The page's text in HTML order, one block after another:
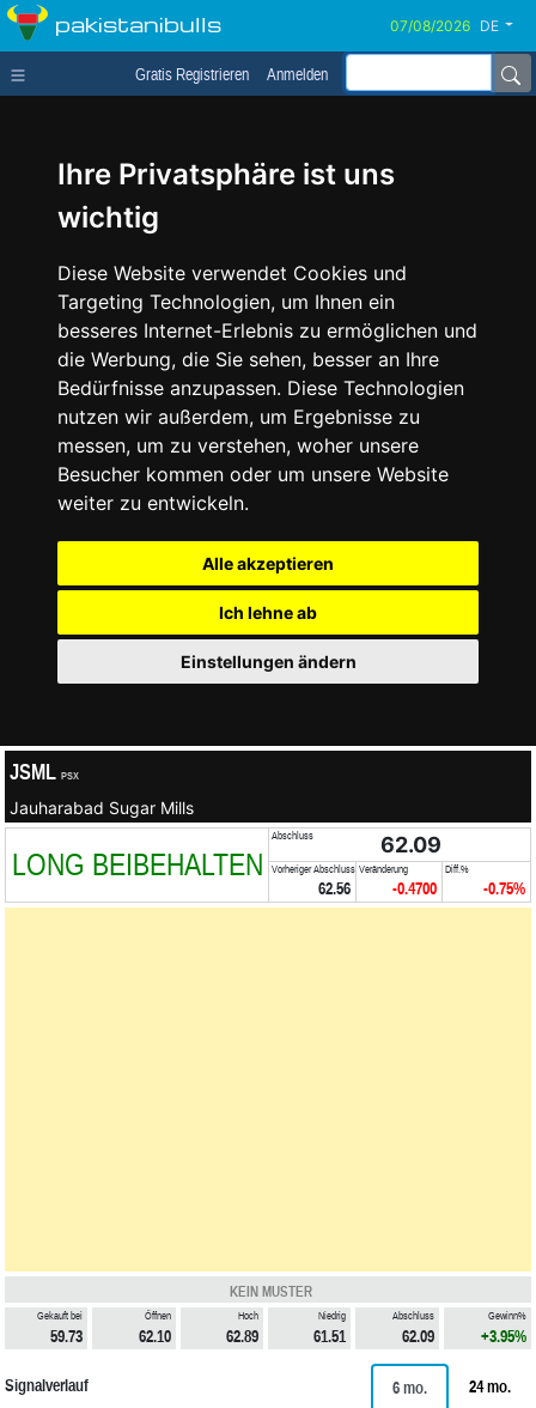
Ihre Privatsphäre ist uns
wichtig
Diese Website verwendet Cookies und
Targeting Technologien, um Ihnen ein
besseres Internet-Erlebnis zu ermöglichen und
die Werbung, die Sie sehen, besser an Ihre
Bedürfnisse anzupassen. Diese Technologien
nutzen wir außerdem, um Ergebnisse zu
messen, um zu verstehen, woher unsere
Besucher kommen oder um unsere Website
weiter zu entwickeln.
Alle akzeptieren
Ich lehne ab
Einstellungen ändern
pakistanibulls DE
Gratis Registrieren Anmelden
JSML PSX
Jauharabad Sugar Mills
LONG BEIBEHALTEN
Abschluss 62.09
Vorheriger Abschluss
62.56
Veränderung
-0.4700
Diff.%
-0.75%
KEIN MUSTER
Gekauft bei
59.73
Öffnen
62.10
Hoch
62.89
Niedrig
61.51
Abschluss
62.09
Gewinn%
+3.95%
Signalverlauf 6 mo. 24 mo.